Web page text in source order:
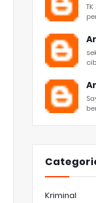
Kriminal